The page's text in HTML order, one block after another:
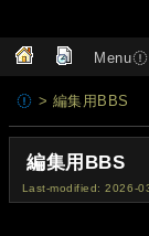
Menu
> 編集用BBS
編集用BBS
Last-modified: 2026-